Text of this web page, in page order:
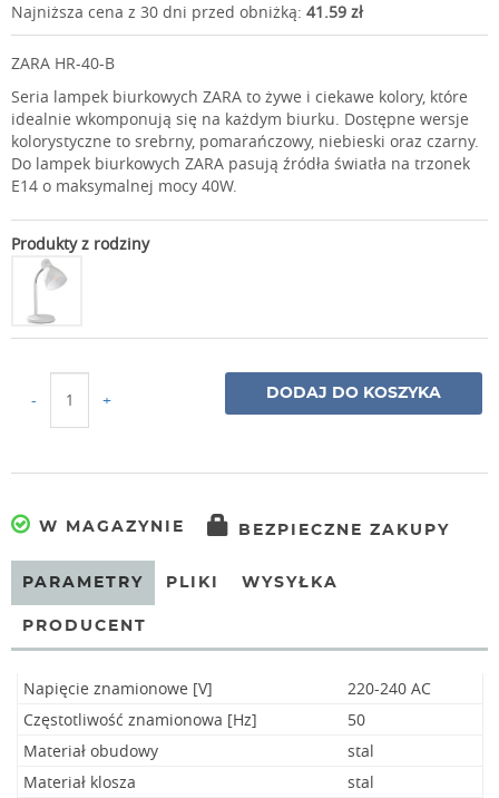
Najniższa cena z 30 dni przed obniżką: 41.59 zł
ZARA HR-40-B
Seria lampek biurkowych ZARA to żywe i ciekawe kolory, które
idealnie wkomponują się na każdym biurku. Dostępne wersje
kolorystyczne to srebrny, pomarańczowy, niebieski oraz czarny.
Do lampek biurkowych ZARA pasują źródła światła na trzonek
E14 o maksymalnej mocy 40W.
Produkty z rodziny
- + DODAJ DO KOSZYKA
W MAGAZYNIE BEZPIECZNE ZAKUPY
PARAMETRY PLIKI WYSYŁKA
PRODUCENT
Napięcie znamionowe [V]
220-240 AC
Częstotliwość znamionowa [Hz]
50
Materiał obudowy
stal
Materiał klosza
stal